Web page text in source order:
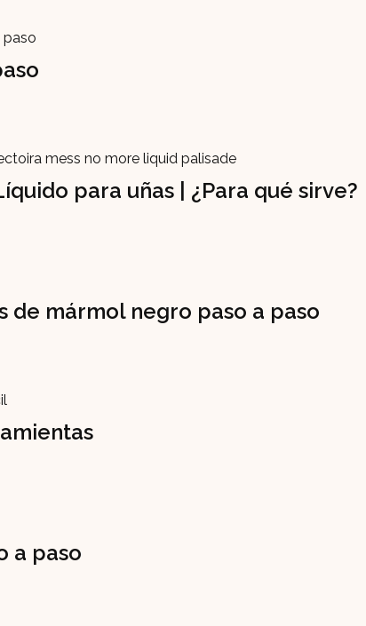
para uñas | ¿Para qué sirve?
de mármol negro paso a paso
a paso